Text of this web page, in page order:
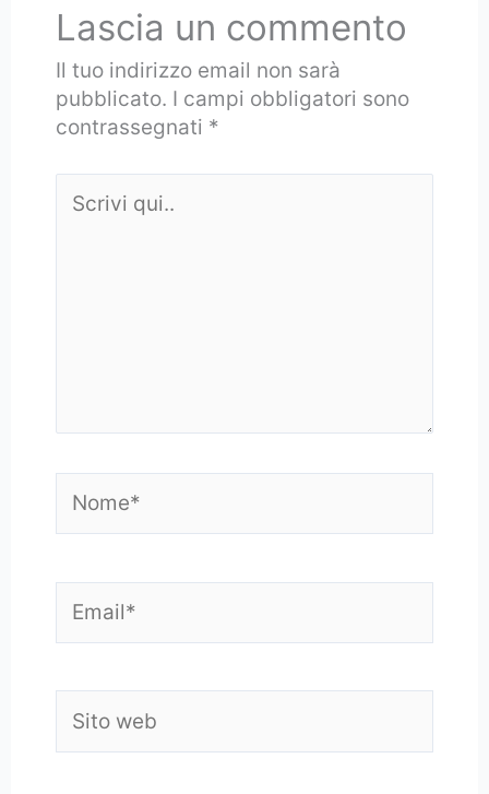
Lascia un commento
Il tuo indirizzo email non sarà
pubblicato. I campi obbligatori sono
contrassegnati *
qui..
web